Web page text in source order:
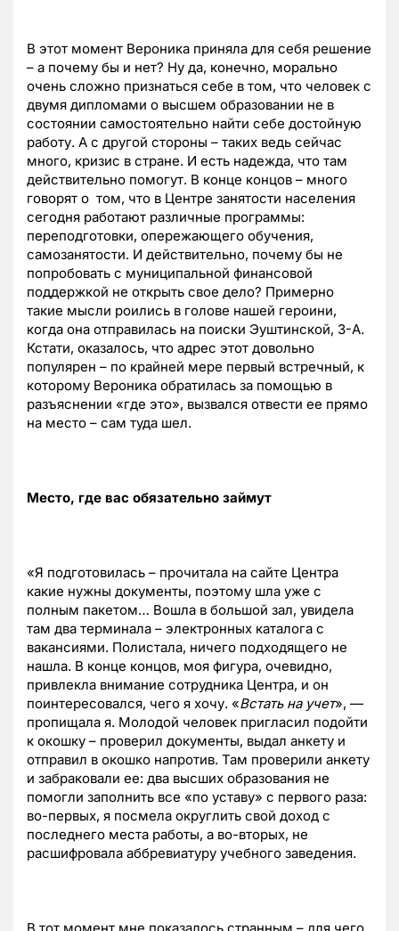
В этот момент Вероника приняла для себя решение
– а почему бы и нет? Ну да, конечно, морально
очень сложно признаться себе в том, что человек с
двумя дипломами о высшем образовании не в
состоянии самостоятельно найти себе достойную
работу. А с другой стороны – таких ведь сейчас
много, кризис в стране. И есть надежда, что там
действительно помогут. В конце концов – много
говорят о том, что в Центре занятости населения
сегодня работают различные программы:
переподготовки, опережающего обучения,
самозанятости. И действительно, почему бы не
попробовать с муниципальной финансовой
поддержкой не открыть свое дело? Примерно
такие мысли роились в голове нашей героини,
когда она отправилась на поиски Эуштинской, 3-А.
Кстати, оказалось, что адрес этот довольно
популярен – по крайней мере первый встречный, к
которому Вероника обратилась за помощью в
разъяснении «где это», вызвался отвести ее прямо
на место – сам туда шел.
Место, где вас обязательно займут
«Я подготовилась – прочитала на сайте Центра
какие нужны документы, поэтому шла уже с
полным пакетом… Вошла в большой зал, увидела
там два терминала – электронных каталога с
вакансиями. Полистала, ничего подходящего не
нашла. В конце концов, моя фигура, очевидно,
привлекла внимание сотрудника Центра, и он
поинтересовался, чего я хочу. «Встать на учет», —
пропищала я. Молодой человек пригласил подойти
к окошку – проверил документы, выдал анкету и
отправил в окошко напротив. Там проверили анкету
и забраковали ее: два высших образования не
помогли заполнить все «по уставу» с первого раза:
во-первых, я посмела округлить свой доход с
последнего места работы, а во-вторых, не
расшифровала аббревиатуру учебного заведения.